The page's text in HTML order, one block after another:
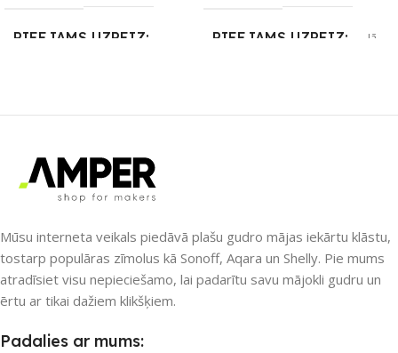
PIEEJAMS UZREIZ PIEEJAMS UZREIZ Jā
Mūsu interneta veikals piedāvā plašu gudro mājas iekārtu klāstu,
tostarp populāras zīmolus kā Sonoff, Aqara un Shelly. Pie mums
atradīsiet visu nepieciešamo, lai padarītu savu mājokli gudru un
ērtu ar tikai dažiem klikšķiem.
Padalies ar mums: